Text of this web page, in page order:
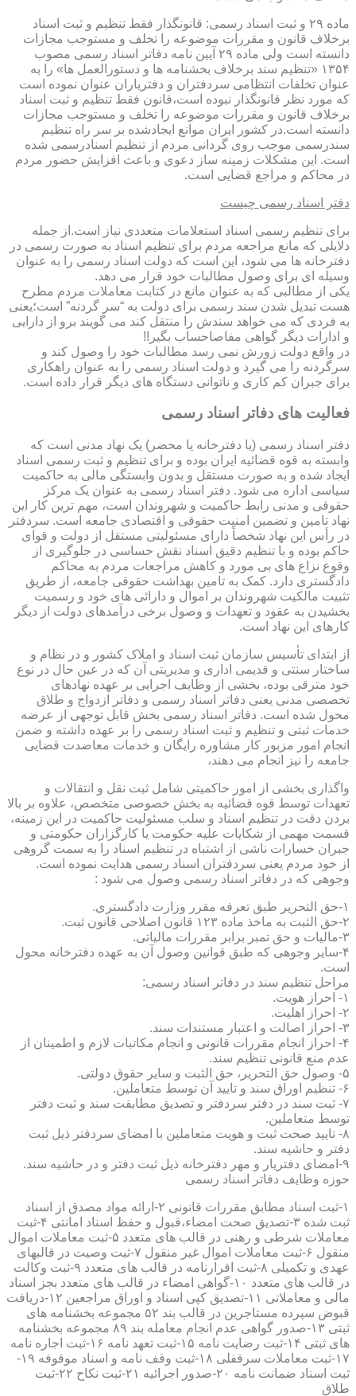
ماده ۲۹ و ثبت اسناد رسمی: قانونگذار فقط تنظیم و ثبت اسناد
برخلاف قانون و مقررات موضوعه را تخلف و مستوجب مجازات
دانسته است ولی ماده ۲۹ آیین نامه دفاتر اسناد رسمی مصوب
۱۳۵۴ «تنظیم سند برخلاف بخشنامه ها و دستورالعمل ها» را به
عنوان تخلفات انتظامی سردفتران و دفتریاران عنوان نموده است
که مورد نظر قانونگذار نبوده است،قانون فقط تنظیم و ثبت اسناد
برخلاف قانون و مقررات موضوعه را تخلف و مستوجب مجازات
دانسته است.در کشور ایران موانع ایجادشده بر سر راه تنظیم
سندرسمی موجب روی گردانی مردم از تنظیم اسنادرسمی شده
است. این مشکلات زمینه ساز دعوی و باعث افزایش حضور مردم
در محاکم و مراجع قضایی است.
دفتر اسناد رسمی چیست
برای تنظیم رسمی اسناد استعلامات متعددی نیاز است.از جمله
دلایلی که مانع مراجعه مردم برای تنظیم اسناد به صورت رسمی در
دفترخانه ها می شود، این است که دولت اسناد رسمی را به عنوان
وسیله ای برای وصول مطالبات خود قرار می دهد.
یکی از مطالبی که به عنوان مانع در کتابت معاملات مردم مطرح
هست تبدیل شدن سند رسمی برای دولت به “سر گردنه” است؛یعنی
به فردی که می خواهد سندش را منتقل کند می گویند برو از دارایی
و ادارات دیگر گواهی مفاصاحساب بگیر!!
در واقع دولت زورش نمی رسد مطالبات خود را وصول کند و
سرگردنه را می گیرد و دولت اسناد رسمی را به عنوان راهکاری
برای جبران کم کاری و ناتوانی دستگاه های دیگر قرار داده است.
فعالیت های دفاتر اسناد رسمی
دفتر اسناد رسمی (یا دفترخانه یا محضر) یک نهاد مدنی است که
وابسته به قوه قضائیه ایران بوده و برای تنظیم و ثبت رسمی اسناد
ایجاد شده و به صورت مستقل و بدون وابستگی مالی به حاکمیت
سیاسی اداره می شود. دفتر اسناد رسمی به عنوان یک مرکز
حقوقی و مدنی رابط حاکمیت و شهروندان است، مهم ترین کار این
نهاد تامین و تضمین امنیت حقوقی و اقتصادی جامعه است. سردفتر
در رأس این نهاد شخصاً دارای مسئولیتی مستقل از دولت و قوای
حاکم بوده و با تنظیم دقیق اسناد نقش حساسی در جلوگیری از
وقوع نزاع های بی مورد و کاهش مراجعات مردم به محاکم
دادگستری دارد. کمک به تامین بهداشت حقوقی جامعه، از طریق
تثبیت مالکیت شهروندان بر اموال و دارائی های خود و رسمیت
بخشیدن به عقود و تعهدات و وصول برخی درآمدهای دولت از دیگر
کارهای این نهاد است.
از ابتدای تأسیس سازمان ثبت اسناد و املاک کشور و در نظام و
ساختار سنتی و قدیمی اداری و مدیریتی آن که در عین حال در نوع
خود مترقی بوده، بخشی از وظایف اجرایی بر عهده نهادهای
تخصصی مدنی یعنی دفاتر اسناد رسمی و دفاتر ازدواج و طلاق
محول شده است. دفاتر اسناد رسمی بخش قابل توجهی از عرضه
خدمات ثبتی و تنظیم و ثبت اسناد رسمی را بر عهده داشته و ضمن
انجام امور مزبور کار مشاوره رایگان و خدمات معاضدت قضایی
جامعه را نیز انجام می دهند،
واگذاری بخشی از امور حاکمیتی شامل ثبت نقل و انتقالات و
تعهدات توسط قوه قضائیه به بخش خصوصی متخصص، علاوه بر بالا
بردن دقت در تنظیم اسناد و سلب مسئولیت حاکمیت در این زمینه،
قسمت مهمی از شکایات علیه حکومت یا کارگزاران حکومتی و
جبران خسارات ناشی از اشتباه در تنظیم اسناد را به سمت گروهی
از خود مردم یعنی سردفتران اسناد رسمی هدایت نموده است.
وجوهی که در دفاتر اسناد رسمی وصول می شود :
۱-حق التحریر طبق تعرفه مقرر وزارت دادگستری.
۲-حق الثبت به ماخذ ماده ۱۲۳ قانون اصلاحی قانون ثبت.
۳-مالیات و حق تمبر برابر مقررات مالیاتی.
۴-سایر وجوهی که طبق قوانین وصول آن به عهده دفترخانه محول
است.
مراحل تنظیم سند در دفاتر اسناد رسمی:
۱- احراز هویت.
۲- احراز اهلیت.
۳- احراز اصالت و اعتبار مستندات سند.
۴- احراز انجام مقررات قانونی و انجام مکاتبات لازم و اطمینان از
عدم منع قانونی تنظیم سند.
۵- وصول حق التحریر، حق الثبت و سایر حقوق دولتی.
۶- تنظیم اوراق سند و تایید آن توسط متعاملین.
۷- ثبت سند در دفتر سردفتر و تصدیق مطابقت سند و ثبت دفتر
توسط متعاملین.
۸- تایید صحت ثبت و هویت متعاملین با امضای سردفتر ذیل ثبت
دفتر و حاشیه سند.
۹-امضای دفتریار و مهر دفترخانه ذیل ثبت دفتر و در حاشیه سند.
حوزه وظایف دفاتر اسناد رسمی
۱-ثبت اسناد مطابق مقررات قانونی ۲-ارائه مواد مصدق از اسناد
ثبت شده ۳-تصدیق صحت امضاء،قبول و حفظ اسناد امانتی ۴-ثبت
معاملات شرطی و رهنی در قالب های متعدد ۵-ثبت معاملات اموال
منقول ۶-ثبت معاملات اموال غیر منقول ۷-ثبت وصیت در قالبهای
عهدی و تکمیلی ۸-ثبت اقرارنامه در قالب های متعدد ۹-ثبت وکالت
در قالب های متعدد ۱۰-گواهی امضاء در قالب های متعدد بجز اسناد
مالی و معاملاتی ۱۱-تصدیق کپی اسناد و اوراق مراجعین ۱۲-دریافت
قبوض سپرده مستاجرین در قالب بند ۵۲ مجموعه بخشنامه های
ثبتی ۱۳-صدور گواهی عدم انجام معامله بند ۸۹ مجموعه بخشنامه
های ثبتی ۱۴-ثبت رضایت نامه ۱۵-ثبت تعهد نامه ۱۶-ثبت اجاره نامه
۱۷-ثبت معاملات سرقفلی ۱۸-ثبت وقف نامه و اسناد موقوفه ۱۹-
ثبت اسناد ضمانت نامه ۲۰-صدور اجرائیه ۲۱-ثبت نکاح ۲۲-ثبت
طلاق